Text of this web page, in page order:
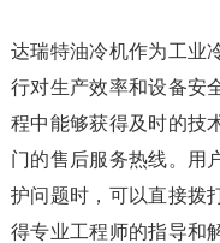
达瑞特油冷机作为工业
行对生产效率和设备安
程中能够获得及时的技
门的售后服务热线。用
护问题时，可以直接拨
得专业工程师的指导和